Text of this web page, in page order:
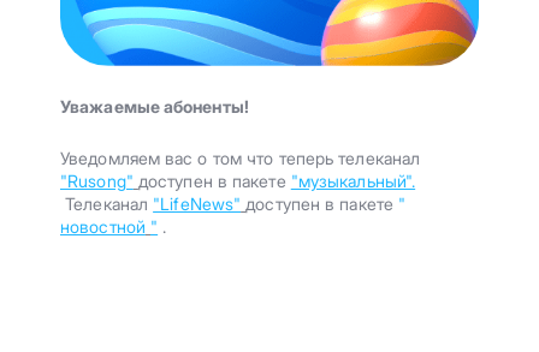
Уважаемые абоненты!
Уведомляем вас о том что теперь телеканал
"Rusong" доступен в пакете "музыкальный".
Телеканал "LifeNews" доступен в пакете "
новостной " .